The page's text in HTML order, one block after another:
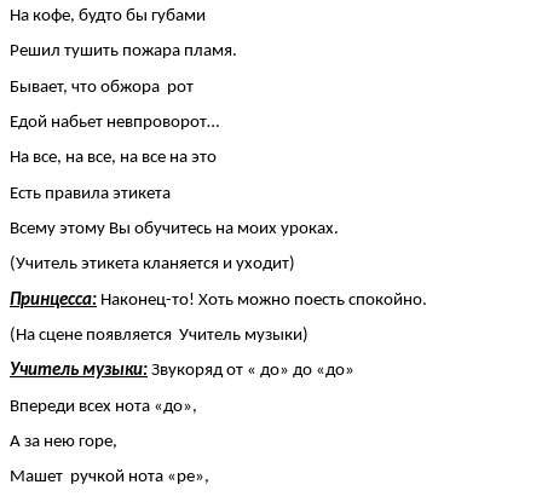
На кофе, будто бы губами
Решил тушить пожара пламя.
Бывает, что обжора рот
Едой набьет невпроворот…
На все, на все, на все на это
Есть правила этикета
Всему этому Вы обучитесь на моих уроках.
(Учитель этикета кланяется и уходит)
Принцесса: Наконец-то! Хоть можно поесть спокойно.
(На сцене появляется Учитель музыки)
Учитель музыки: Звукоряд от « до» до «до»
Впереди всех нота «до»,
А за нею горе,
Машет ручкой нота «ре»,